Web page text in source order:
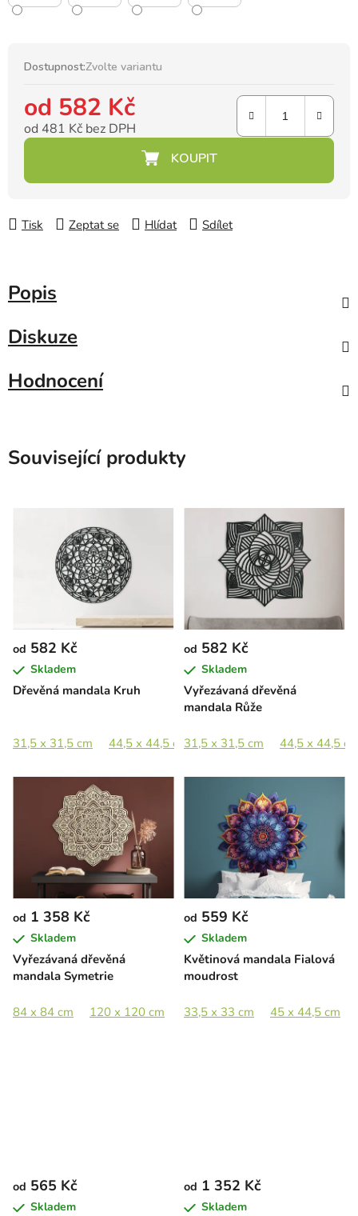
Dostupnost:Zvolte variantu
od 582 Kč
od 481 Kč bez DPH
Tisk Zeptat se Hlídat Sdílet
Popis
Diskuze
Hodnocení
Související produkty
Dřevěná mandala Kruh
od 582 Kč
Skladem
31,5 x 31,5 cm 44,5 x 44,5 cm 65 x 65 cm 89 x 89 cm
Vyřezávaná dřevěná
mandala Růže
od 582 Kč
Skladem
31,5 x 31,5 cm 44,5 x 44,5
Vyřezávaná dřevěná
mandala Symetrie
od 1 358 Kč
Skladem
84 x 84 cm 120 x 120 cm 175 x 175 cm
Květinová mandala Fialová
moudrost
od 559 Kč
Skladem
33,5 x 33 cm 45 x 44,5 cm
od 565 Kč
Skladem
od 1 352 Kč
Skladem